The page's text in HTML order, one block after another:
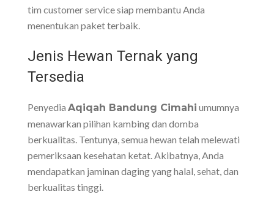
tim customer service siap membantu Anda
menentukan paket terbaik.
Jenis Hewan Ternak yang
Tersedia
Penyedia Aqiqah Bandung Cimahi umumnya
menawarkan pilihan kambing dan domba
berkualitas. Tentunya, semua hewan telah melewati
pemeriksaan kesehatan ketat. Akibatnya, Anda
mendapatkan jaminan daging yang halal, sehat, dan
berkualitas tinggi.